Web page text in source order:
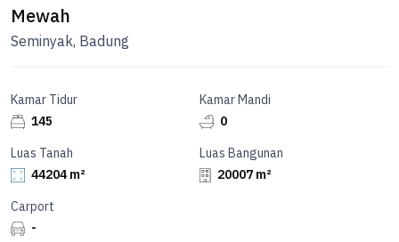
Mewah
Seminyak, Badung
Kamar Tidur
145
Kamar Mandi
0
Luas Tanah
44204 m²
Luas Bangunan
20007 m²
Carport
-